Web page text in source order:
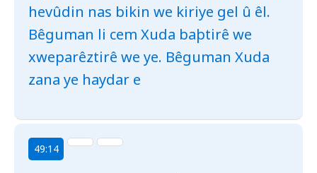
hevûdin nas bikin we kiriye gel û êl.
Bêguman li cem Xuda baþtirê we
xweparêztirê we ye. Bêguman Xuda
zana ye haydar e
49:14